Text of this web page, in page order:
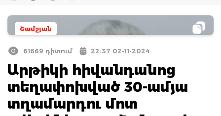
Շամշյան
61669 դիտում 22:37 02-11-2024
Արթիկի հիվանդանոց
տեղափոխված 30-ամյա
տղամարդու մոտ